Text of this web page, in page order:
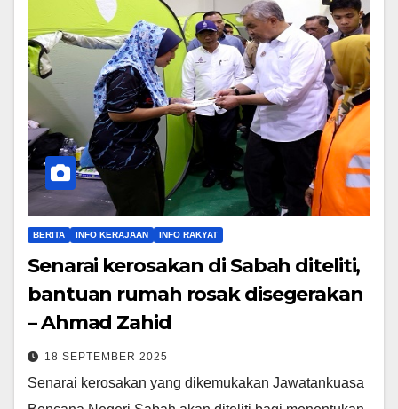
BERITA INFO KERAJAAN INFO RAKYAT
Senarai kerosakan di Sabah diteliti,
bantuan rumah rosak disegerakan
– Ahmad Zahid
18 SEPTEMBER 2025
Senarai kerosakan yang dikemukakan Jawatankuasa